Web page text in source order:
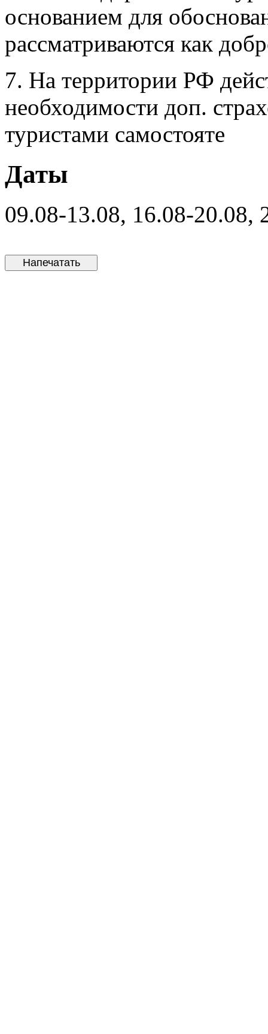
основанием для
рассматриваются как
7. На территории РФ
необходимости доп.
туристами самостояте
Даты
09.08-13.08, 16.08-20.08,